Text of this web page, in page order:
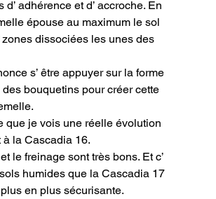
d’ adhérence et d’ accroche. En
épouse au maximum le sol
dissociées les unes des
s’ être appuyer sur la forme
bouquetins pour créer cette
que je vois une réelle évolution
à la Cascadia 16.
le freinage sont très bons. Et c’
humides que la Cascadia 17
en plus sécurisante.